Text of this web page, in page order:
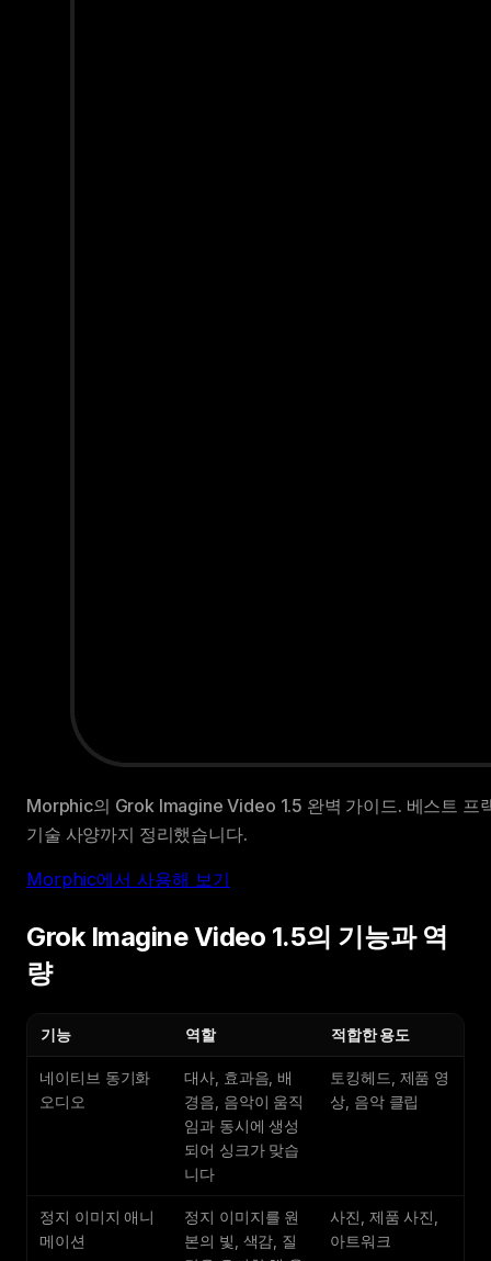
Morphic의 Grok Imagine Video 1.5 완벽 가이드. 베스트 프
기술 사양까지 정리했습니다.
Morphic에서 사용해 보기
Grok Imagine Video 1.5의 기능과 역
량
기능 역할 적합한 용도
네이티브 동기화
오디오
대사, 효과음, 배
경음, 음악이 움직
임과 동시에 생성
되어 싱크가 맞습
니다
토킹헤드, 제품 영
상, 음악 클립
정지 이미지 애니
메이션
정지 이미지를 원
본의 빛, 색감, 질
사진, 제품 사진,
아트워크